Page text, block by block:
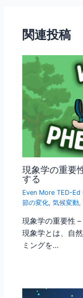
o
o
k
関連投稿
現象学の重要
する
Even More TED-Ed
節の変化,気候変動,
現象学の重要性
現象学とは、自
ミングを…